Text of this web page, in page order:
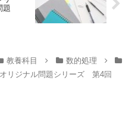
題
教養科目
数的処理
オリジナル問題シリーズ 第4回